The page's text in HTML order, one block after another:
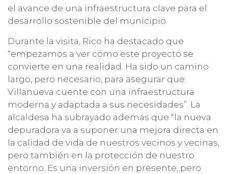
el avance de una infraestructura clave para el
desarrollo sostenible del municipio.
Durante la visita, Rico ha destacado que
“empezamos a ver cómo este proyecto se
convierte en una realidad. Ha sido un camino
largo, pero necesario, para asegurar que
Villanueva cuente con una infraestructura
moderna y adaptada a sus necesidades”. La
alcaldesa ha subrayado además que “la nueva
depuradora va a suponer una mejora directa en
la calidad de vida de nuestros vecinos y vecinas,
pero también en la protección de nuestro
entorno. Es una inversión en presente, pero